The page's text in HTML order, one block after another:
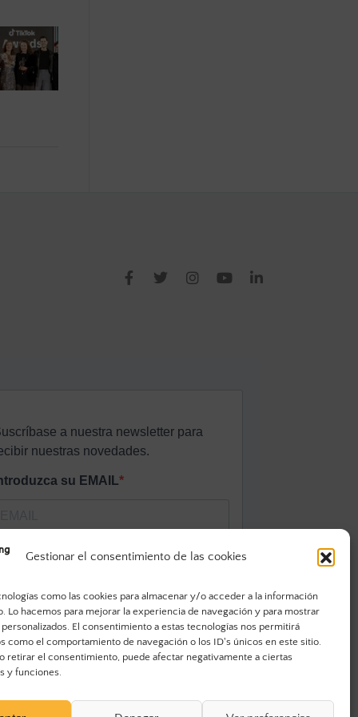
Gestionar el consentimiento de las cookies
como las cookies para almacenar y/o acceder a la información
Lo hacemos para mejorar la experiencia de navegación y para mostrar
El consentimiento a estas tecnologías nos permitirá
como el comportamiento de navegación o los ID's únicos en este sitio.
retirar el consentimiento, puede afectar negativamente a ciertas
y funciones.